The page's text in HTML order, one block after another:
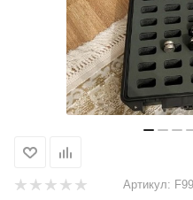
Артикул: